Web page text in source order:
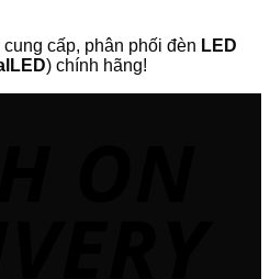
cấp, phân phối đèn LED
) chính hãng!